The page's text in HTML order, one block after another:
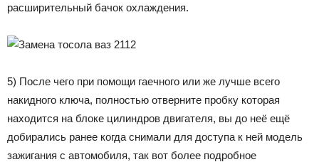
расширительный бачок охлаждения.
5) После чего при помощи гаечного или же лучше всего
накидного ключа, полностью отверните пробку которая
находится на блоке цилиндров двигателя, вы до неё ещё
добирались ранее когда снимали для доступа к ней модель
зажигания с автомобиля, так вот более подробное